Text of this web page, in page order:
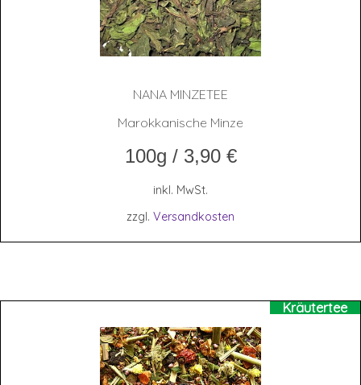
NANA MIN­ZE­TEE
Marokkanische Minze
100g / 3,90 €
inkl. MwSt.
zzgl. Versandkosten
Kräutertee